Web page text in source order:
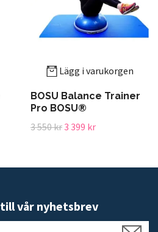
Lägg i varukorgen
BOSU Balance Trainer
Pro BOSU®
3 550 kr3 399 kr
vår nyhetsbrev